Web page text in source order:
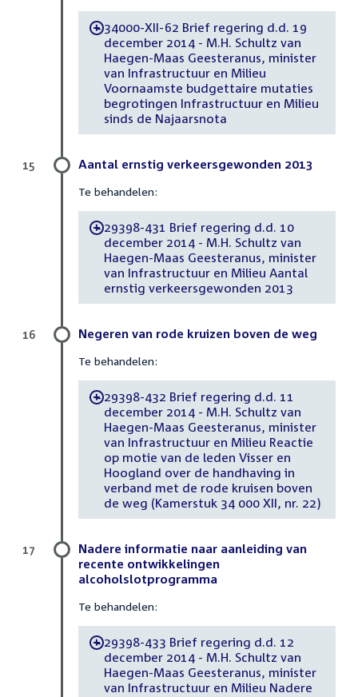
-34000-XII-62 Brief regering d.d. 19
december 2014 - M.H. Schultz van
Haegen-Maas Geesteranus, minister
van Infrastructuur en Milieu
Voornaamste budgettaire mutaties
begrotingen Infrastructuur en Milieu
sinds de Najaarsnota
Aantal ernstig verkeersgewonden 2013
Te behandelen:
-29398-431 Brief regering d.d. 10
december 2014 - M.H. Schultz van
Haegen-Maas Geesteranus, minister
van Infrastructuur en Milieu Aantal
ernstig verkeersgewonden 2013
15
Negeren van rode kruizen boven de weg
Te behandelen:
-29398-432 Brief regering d.d. 11
december 2014 - M.H. Schultz van
Haegen-Maas Geesteranus, minister
van Infrastructuur en Milieu Reactie
op motie van de leden Visser en
Hoogland over de handhaving in
verband met de rode kruisen boven
de weg (Kamerstuk 34 000 XII, nr. 22)
16
Nadere informatie naar aanleiding van
recente ontwikkelingen
alcoholslotprogramma
Te behandelen:
-29398-433 Brief regering d.d. 12
december 2014 - M.H. Schultz van
Haegen-Maas Geesteranus, minister
van Infrastructuur en Milieu Nadere
17